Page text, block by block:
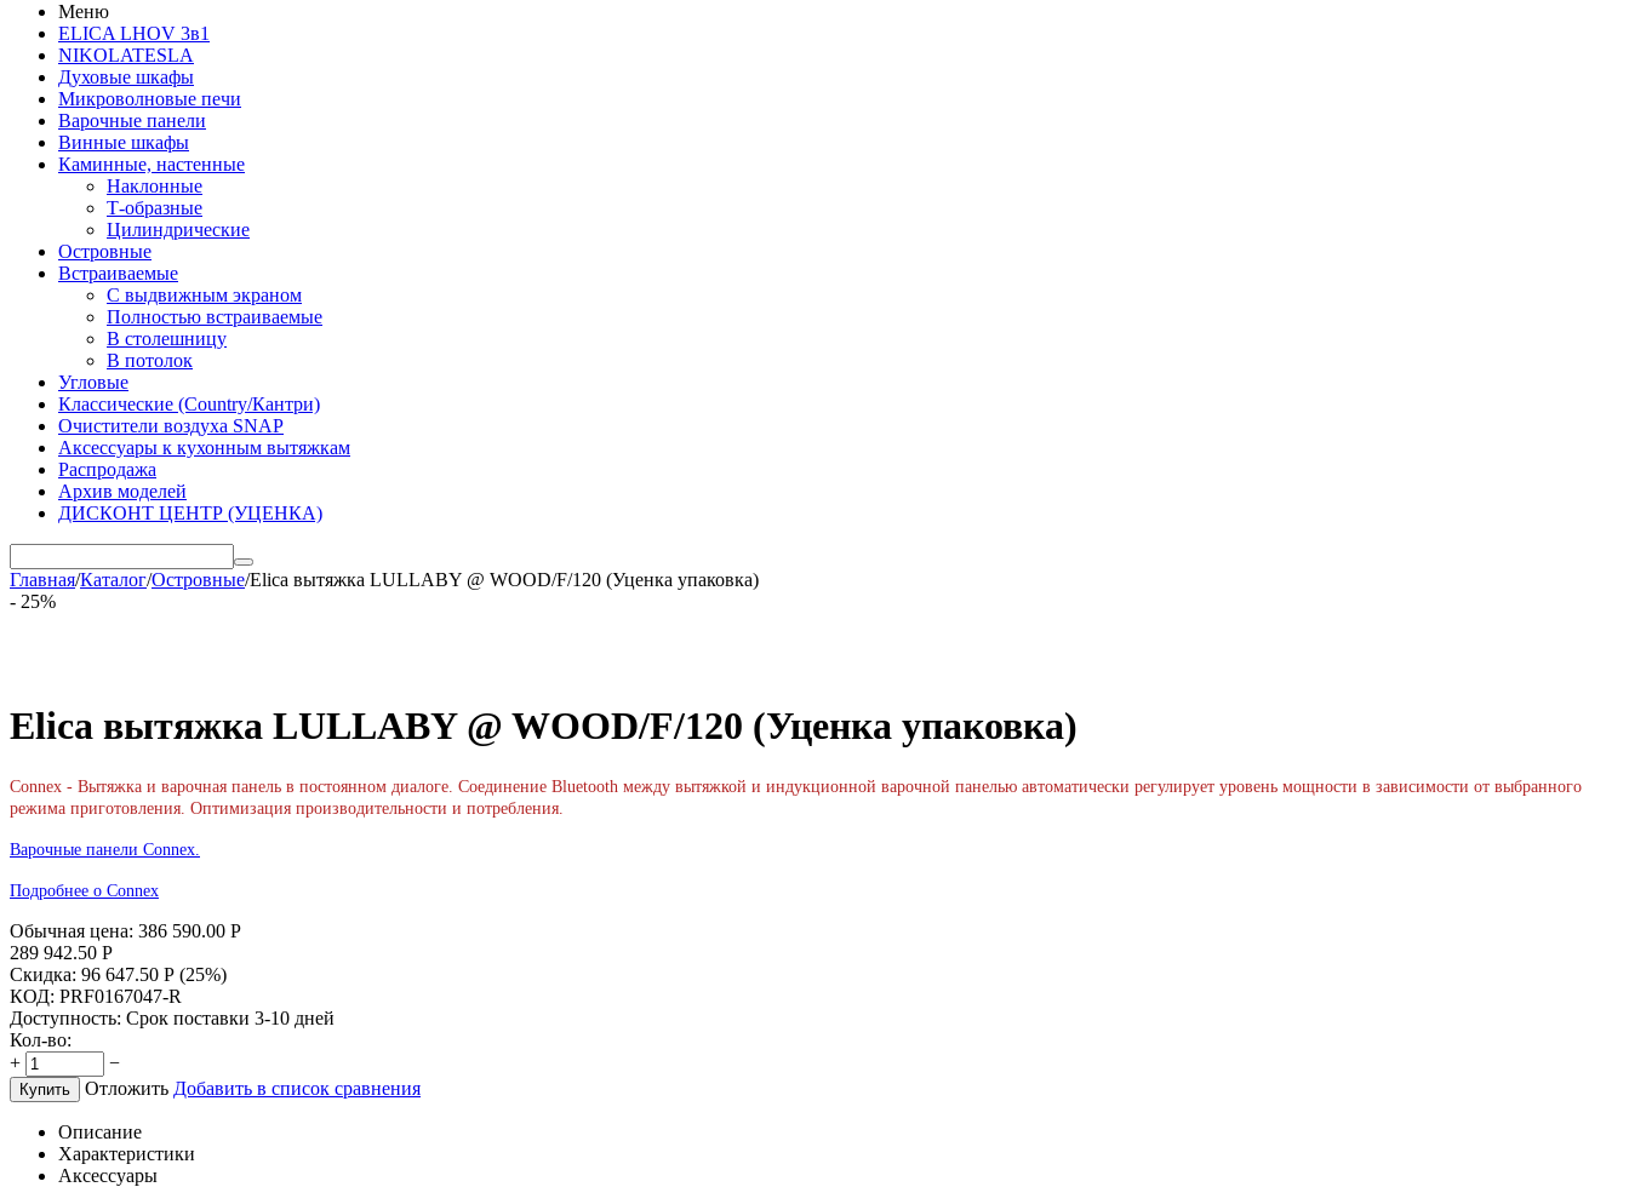
Меню
ELICA LHOV 3в1
NIKOLATESLA
Духовые шкафы
Микроволновые печи
Варочные панели
Винные шкафы
Каминные, настенные
Наклонные
Т-образные
Цилиндрические
Островные
Встраиваемые
С выдвижным экраном
Полностью встраиваемые
В столешницу
В потолок
Угловые
Классические (Country/Кантри)
Очистители воздуха SNAP
Аксессуары к кухонным вытяжкам
Распродажа
Архив моделей
ДИСКОНТ ЦЕНТР (УЦЕНКА)
Главная/Каталог/Островные/Elica вытяжка LULLABY @ WOOD/F/120 (Уценка упаковка)
- 25%
Elica вытяжка LULLABY @ WOOD/F/120 (Уценка упаковка)
Connex - Вытяжка и варочная панель в постоянном диалоге. Соединение Bluetooth между вытяжкой и индукционной варочной панелью автоматически регулирует уровень мощности в зависимости от выбранного
режима приготовления. Оптимизация производительности и потребления.
Варочные панели Connex.
Подробнее о Connex
Обычная цена: 386 590.00 Р
289 942.50 Р
Скидка: 96 647.50 Р (25%)
КОД: PRF0167047-R
Доступность: Срок поставки 3-10 дней
Кол-во:
+
−
Купить Отложить Добавить в список сравнения
Описание
Характеристики
Аксессуары